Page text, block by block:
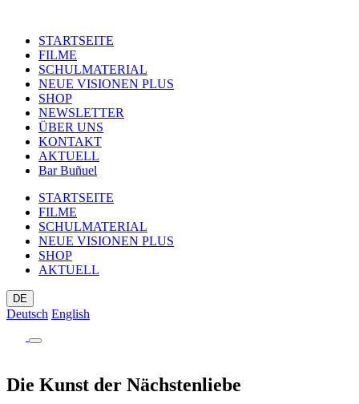
STARTSEITE
FILME
SCHULMATERIAL
NEUE VISIONEN PLUS
SHOP
NEWSLETTER
ÜBER UNS
KONTAKT
AKTUELL
Bar Buñuel
STARTSEITE
FILME
SCHULMATERIAL
NEUE VISIONEN PLUS
SHOP
AKTUELL
DE
Deutsch English
Die Kunst der Nächstenliebe